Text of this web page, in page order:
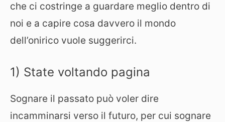
che ci costringe a guardare meglio dentro di
noi e a capire cosa davvero il mondo
dell’onirico vuole suggerirci.
1) State voltando pagina
Sognare il passato può voler dire
incamminarsi verso il futuro, per cui sognare